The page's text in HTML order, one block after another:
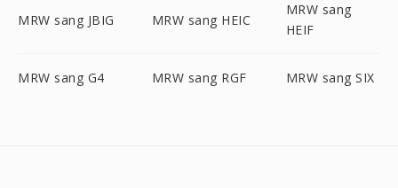
MRW sang JBIG MRW sang HEIC
MRW sang
HEIF
MRW sang G4 MRW sang RGF MRW sang SIX